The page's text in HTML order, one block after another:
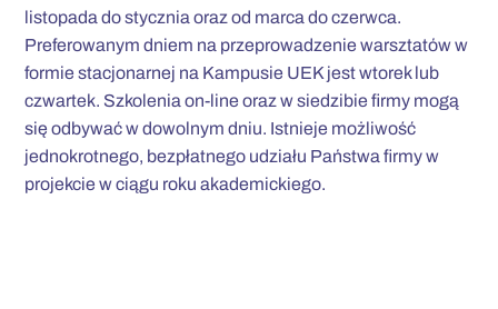
listopada do stycznia oraz od marca do czerwca.
Preferowanym dniem na przeprowadzenie warsztatów w
formie stacjonarnej na Kampusie UEK jest wtorek lub
czwartek. Szkolenia on-line oraz w siedzibie firmy mogą
się odbywać w dowolnym dniu. Istnieje możliwość
jednokrotnego, bezpłatnego udziału Państwa firmy w
projekcie w ciągu roku akademickiego.